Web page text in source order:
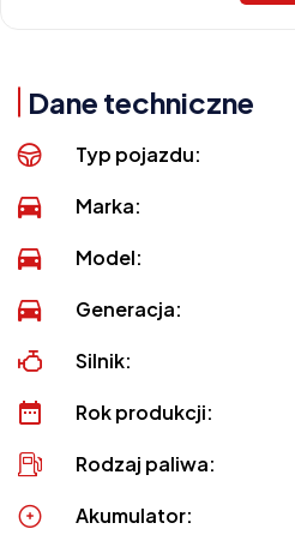
Dane techniczne
Typ pojazdu:
Marka:
Model:
Generacja:
Silnik:
Rok produkcji:
Rodzaj paliwa:
Akumulator: